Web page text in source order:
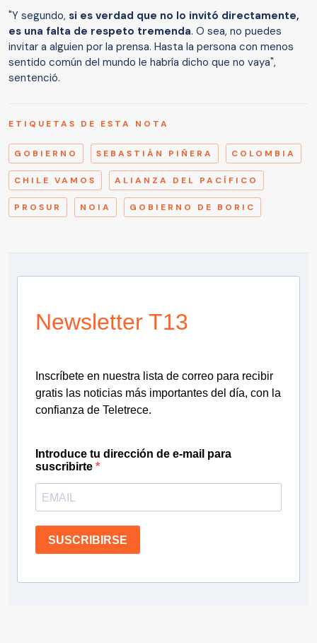
"Y segundo, si es verdad que no lo invitó directamente,
es una falta de respeto tremenda. O sea, no puedes
invitar a alguien por la prensa. Hasta la persona con menos
sentido común del mundo le habría dicho que no vaya",
sentenció.
ETIQUETAS DE ESTA NOTA
GOBIERNO SEBASTIÁN PIÑERA COLOMBIA
CHILE VAMOS ALIANZA DEL PACÍFICO
PROSUR NOIA GOBIERNO DE BORIC
Newsletter T13
Inscríbete en nuestra lista de correo para recibir
gratis las noticias más importantes del día, con la
confianza de Teletrece.
Introduce tu dirección de e-mail para
suscribirte
SUSCRIBIRSE